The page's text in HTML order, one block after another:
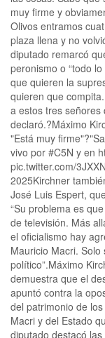
muy firme y
Olivos entramos
plaza llena y no
diputado remarcó
peronismo o “todo
que quieren la
quieren que
a estos tres señores
declaró.?️Máximo
"Está muy
vivo por #C5N y en
pic.twitter.com/
2025Kirchner
José Luis Espert,
“Su problema es
de televisión. Más
el oficialismo hay
Mauricio Macri.
político”.Máximo
demuestra que el
apuntó contra la
del patrimonio de
Macri y del Estado
diputado destacó